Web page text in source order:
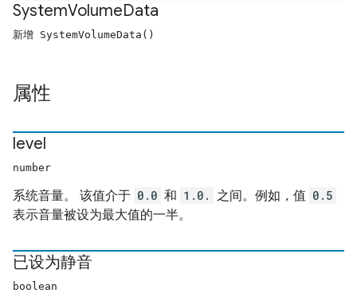
SystemVolumeData
新增 SystemVolumeData()
属性
level
number
系统音量。 该值介于 0.0 和 1.0. 之间。例如，值 0.5
表示音量被设为最大值的一半。
已设为静音
boolean